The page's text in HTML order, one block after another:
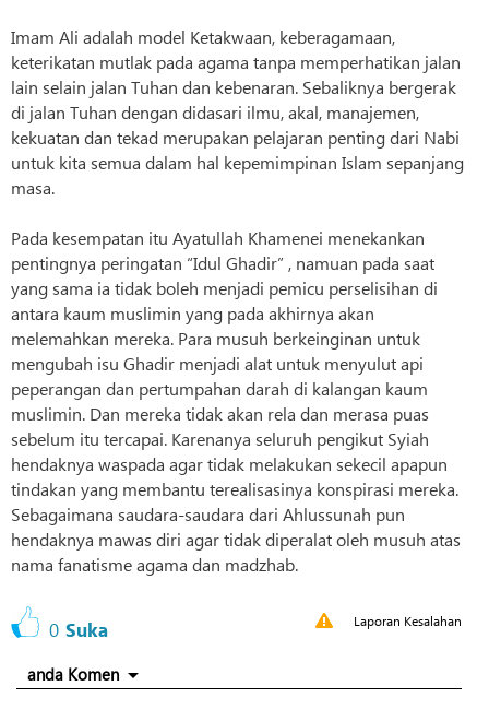
Imam Ali adalah model Ketakwaan, keberagamaan,
keterikatan mutlak pada agama tanpa memperhatikan jalan
lain selain jalan Tuhan dan kebenaran. Sebaliknya bergerak
di jalan Tuhan dengan didasari ilmu, akal, manajemen,
kekuatan dan tekad merupakan pelajaran penting dari Nabi
untuk kita semua dalam hal kepemimpinan Islam sepanjang
masa.
Pada kesempatan itu Ayatullah Khamenei menekankan
pentingnya peringatan “Idul Ghadir” , namuan pada saat
yang sama ia tidak boleh menjadi pemicu perselisihan di
antara kaum muslimin yang pada akhirnya akan
melemahkan mereka. Para musuh berkeinginan untuk
mengubah isu Ghadir menjadi alat untuk menyulut api
peperangan dan pertumpahan darah di kalangan kaum
muslimin. Dan mereka tidak akan rela dan merasa puas
sebelum itu tercapai. Karenanya seluruh pengikut Syiah
hendaknya waspada agar tidak melakukan sekecil apapun
tindakan yang membantu terealisasinya konspirasi mereka.
Sebagaimana saudara-saudara dari Ahlussunah pun
hendaknya mawas diri agar tidak diperalat oleh musuh atas
nama fanatisme agama dan madzhab.
0 Suka Laporan Kesalahan
anda Komen